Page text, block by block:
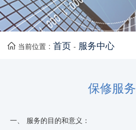
当前位置 : 首页 - 服务中心
保修服务
一、 服务的目的和意义：